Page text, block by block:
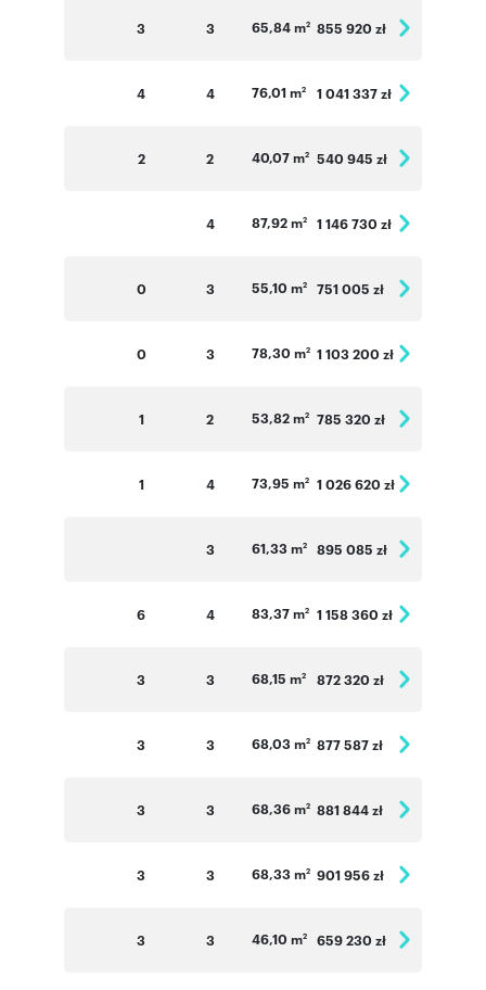
3 3 65,84 m2 855 920 zł
4 4 76,01 m2 1 041 337 zł
2 2 40,07 m2 540 945 zł
4 87,92 m2 1 146 730 zł
0 3 55,10 m2 751 005 zł
0 3 78,30 m2 1 103 200 zł
1 2 53,82 m2 785 320 zł
1 4 73,95 m2 1 026 620 zł
3 61,33 m2 895 085 zł
6 4 83,37 m2 1 158 360 zł
3 3 68,15 m2 872 320 zł
3 3 68,03 m2 877 587 zł
3 3 68,36 m2 881 844 zł
3 3 68,33 m2 901 956 zł
3 3 46,10 m2 659 230 zł